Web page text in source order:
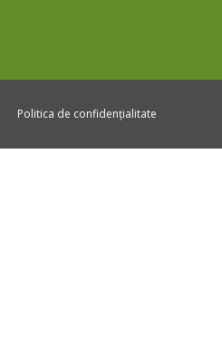
Politica de confidențialitate